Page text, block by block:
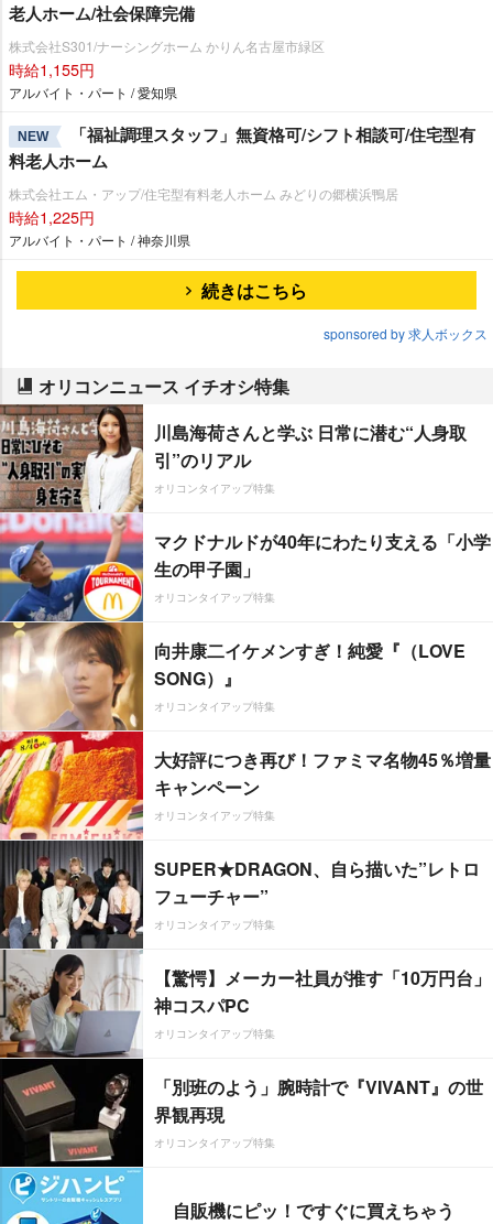
老人ホーム/社会保障完備
株式会社S301/ナーシングホーム かりん名古屋市緑区
時給1,155円
アルバイト・パート / 愛知県
NEW
「福祉調理スタッフ」無資格可/シフト相談可/住宅型有
料老人ホーム
株式会社エム・アップ/住宅型有料老人ホーム みどりの郷横浜鴨居
時給1,225円
アルバイト・パート / 神奈川県
続きはこちら
sponsored by 求人ボックス
オリコンニュース イチオシ特集
川島海荷さんと学ぶ 日常に潜む“人身取
引”のリアル
オリコンタイアップ特集
マクドナルドが40年にわたり支える「小学
生の甲子園」
オリコンタイアップ特集
向井康二イケメンすぎ！純愛『（LOVE
SONG）』
オリコンタイアップ特集
大好評につき再び！ファミマ名物45％増量
キャンペーン
オリコンタイアップ特集
SUPER★DRAGON、自ら描いた”レトロ
フューチャー”
オリコンタイアップ特集
【驚愕】メーカー社員が推す「10万円台」
神コスパPC
オリコンタイアップ特集
「別班のよう」腕時計で『VIVANT』の世
界観再現
オリコンタイアップ特集
自販機にピッ！ですぐに買えちゃう